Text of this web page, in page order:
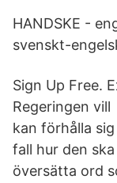
HANDSKE -
svenskt-
Sign Up Free.
Regeringen
kan förhålla
fall hur den
översätta ord